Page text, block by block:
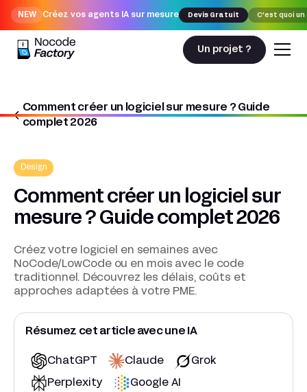
NEW Créez vos agents IA sur mesure Devis Gratuit C'est quoi un
Un projet ?
Comment créer un logiciel sur mesure ? Guide
complet 2026
Nocodefactory
Design
Design
Comment créer un logiciel sur
mesure ? Guide complet 2026
Créez votre logiciel en semaines avec
NoCode/LowCode ou en mois avec le code
traditionnel. Découvrez les délais, coûts et
approches adaptées à votre PME.
Résumez cet article avec une IA
ChatGPT Claude Grok
Perplexity Google AI